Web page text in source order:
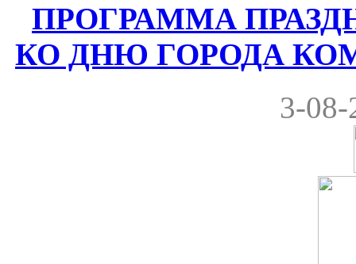
ПРОГРАММА
КО ДНЮ ГОРОДА
3-08-